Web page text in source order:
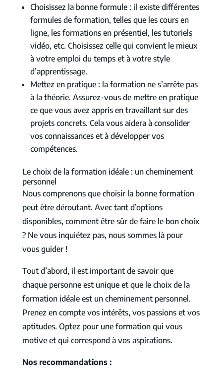
Choisissez la bonne formule : il existe différentes
formules de formation, telles que les cours en
ligne, les formations en présentiel, les tutoriels
vidéo, etc. Choisissez celle qui convient le mieux
à votre emploi du temps et à votre style
d’apprentissage.
Mettez en pratique : la formation ne s’arrête pas
à la théorie. Assurez-vous de mettre en pratique
ce que vous avez appris en travaillant sur des
projets concrets. Cela vous aidera à consolider
vos connaissances et à développer vos
compétences.
Le choix de la formation idéale : un cheminement
personnel
Nous comprenons que choisir la bonne formation
peut être déroutant. Avec tant d’options
disponibles, comment être sûr de faire le bon choix
? Ne vous inquiétez pas, nous sommes là pour
vous guider !
Tout d’abord, il est important de savoir que
chaque personne est unique et que le choix de la
formation idéale est un cheminement personnel.
Prenez en compte vos intérêts, vos passions et vos
aptitudes. Optez pour une formation qui vous
motive et qui correspond à vos aspirations.
Nos recommandations :